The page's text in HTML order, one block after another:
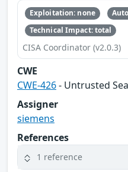
Exploitation: none
Technical Impact: total
CISA Coordinator (v2.0.3)
CWE
CWE-426- Untrusted
Assigner
siemens
References
1 reference